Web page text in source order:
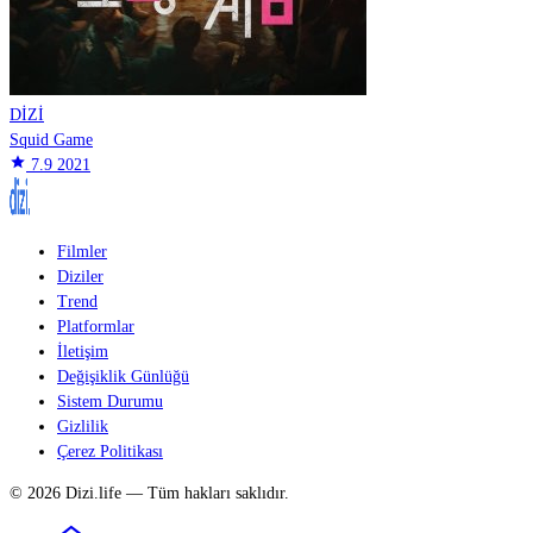
DİZİ
Squid Game
star 7.9 2021
Filmler
Diziler
Trend
Platformlar
İletişim
Değişiklik Günlüğü
Sistem Durumu
Gizlilik
Çerez Politikası
© 2026 Dizi.life — Tüm hakları saklıdır.